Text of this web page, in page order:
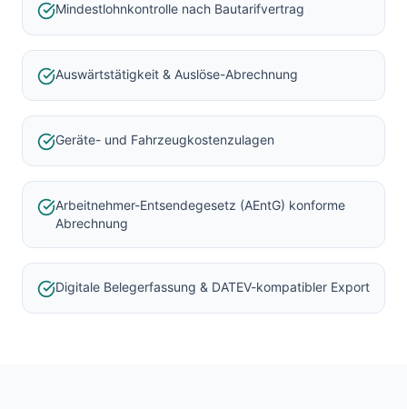
Mindestlohnkontrolle nach Bautarifvertrag
Auswärtstätigkeit & Auslöse-Abrechnung
Geräte- und Fahrzeugkostenzulagen
Arbeitnehmer-Entsendegesetz (AEntG) konforme
Abrechnung
Digitale Belegerfassung & DATEV-kompatibler Export